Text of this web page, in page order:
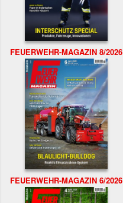
FEUERWEHR-MAGAZIN 8/2026
FEUERWEHR-MAGAZIN 6/2026